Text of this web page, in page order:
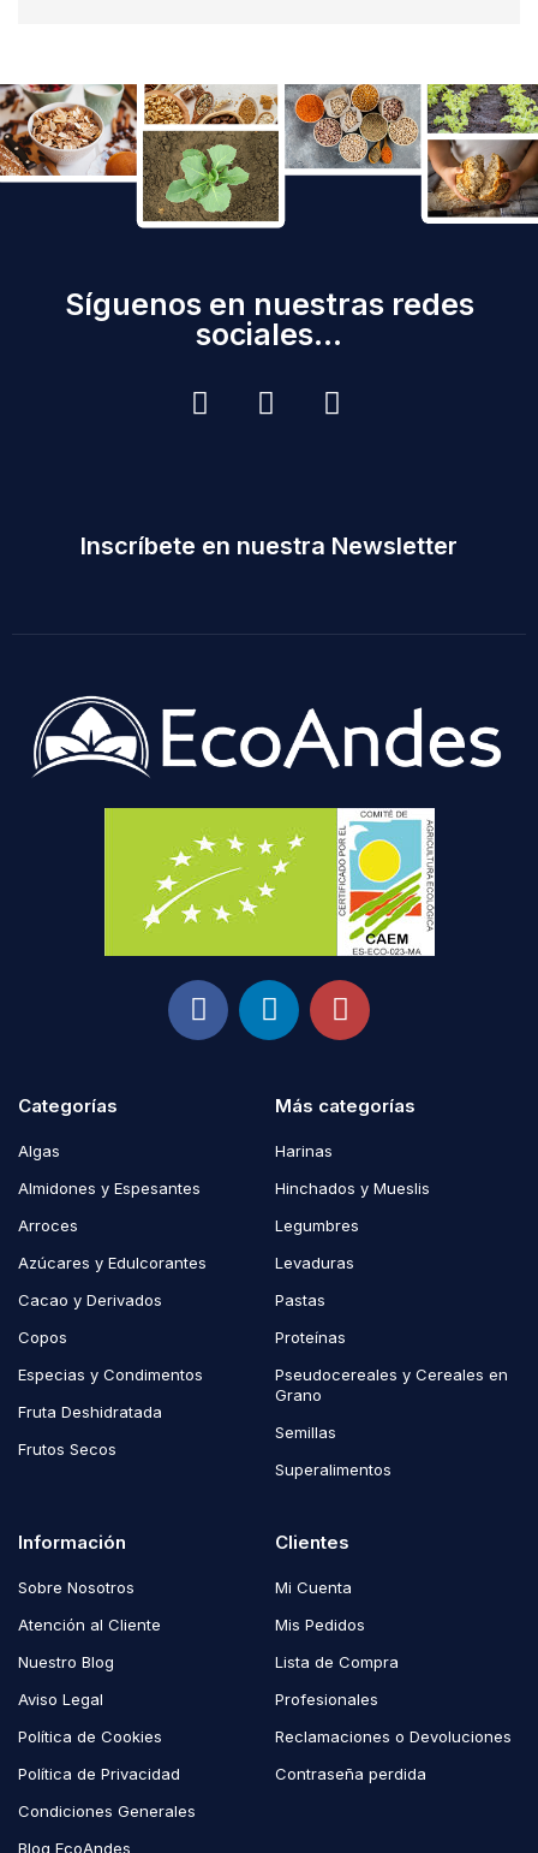
Síguenos en nuestras redes
sociales...
Inscríbete en nuestra Newsletter
Categorías
Algas
Almidones y Espesantes
Arroces
Azúcares y Edulcorantes
Cacao y Derivados
Copos
Especias y Condimentos
Fruta Deshidratada
Frutos Secos
Más categorías
Harinas
Hinchados y Mueslis
Legumbres
Levaduras
Pastas
Proteínas
Pseudocereales y Cereales en
Grano
Semillas
Superalimentos
Información
Sobre Nosotros
Atención al Cliente
Nuestro Blog
Aviso Legal
Política de Cookies
Política de Privacidad
Condiciones Generales
Blog EcoAndes
Clientes
Mi Cuenta
Mis Pedidos
Lista de Compra
Profesionales
Reclamaciones o Devoluciones
Contraseña perdida